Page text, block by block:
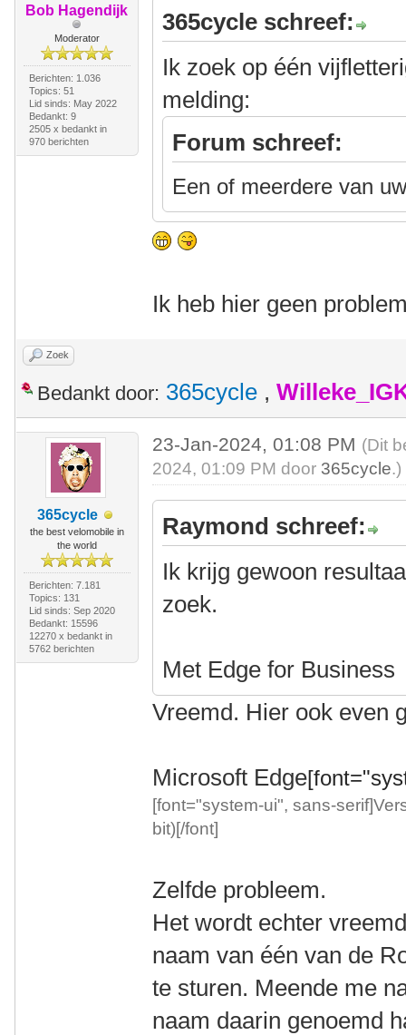
Bob Hagendijk
Moderator
Berichten: 1.036
Topics: 51
Lid sinds: May 2022
Bedankt: 9
2505 x bedankt in
970 berichten
365cycle schreef:
Ik zoek op één
melding:
Forum schreef:
Een of meerdere van
Ik heb hier geen
Zoek
Bedankt door: 365cycle ,
365cycle
the best velomobile in
the world
Berichten: 7.181
Topics: 131
Lid sinds: Sep 2020
Bedankt: 15596
12270 x bedankt in
5762 berichten
23-Jan-2024, 01:08 PM (Dit
2024, 01:09 PM door 365cycle.)
Raymond schreef:
Ik krijg gewoon
zoek.
Met Edge for Business
Vreemd. Hier ook even
Microsoft Edge
[font="system-ui", sans-
bit)[/font]
Zelfde probleem.
Het wordt echter
naam van één van de
te sturen. Meende me
naam daarin genoemd